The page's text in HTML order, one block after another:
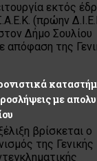
εκτός
(πρώην
Δήμο Σουλίου
απόφαση της
με
βρίσκεται ο
της Γενικής